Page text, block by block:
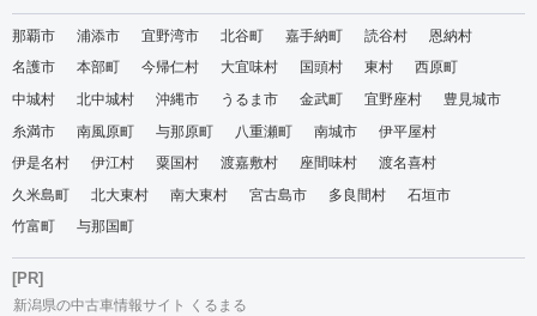
那覇市 浦添市 宜野湾市 北谷町 嘉手納町 読谷村
恩納村
名護市
本部町 今帰仁村 大宜味村 国頭村 東村
西原町
中城村
北中城村 沖縄市 うるま市 金武町 宜野座村
豊見城市
糸満市
南風原町 与那原町 八重瀬町 南城市
伊平屋村
伊是名村
伊江村 粟国村 渡嘉敷村 座間味村
渡名喜村
久米島町
北大東村 南大東村 宮古島市 多良間村
石垣市
竹富町
与那国町
[PR]
新潟県の中古車情報サイト くるまる